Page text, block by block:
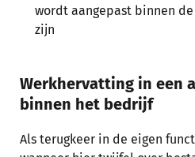
wordt aangepast binnen
zijn
Werkhervatting in een
binnen het bedrijf
Als terugkeer in de eigen